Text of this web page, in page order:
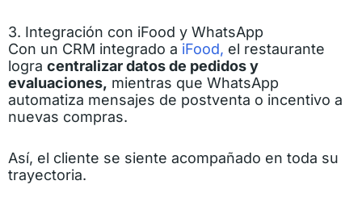
3. Integración con iFood y WhatsApp
Con un CRM integrado a iFood, el restaurante
logra centralizar datos de pedidos y
evaluaciones, mientras que WhatsApp
automatiza mensajes de postventa o incentivo a
nuevas compras.
Así, el cliente se siente acompañado en toda su
trayectoria.